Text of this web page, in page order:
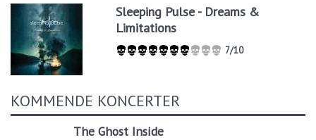
Sleeping Pulse - Dreams &
Limitations
7/10
KOMMENDE KONCERTER
The Ghost Inside